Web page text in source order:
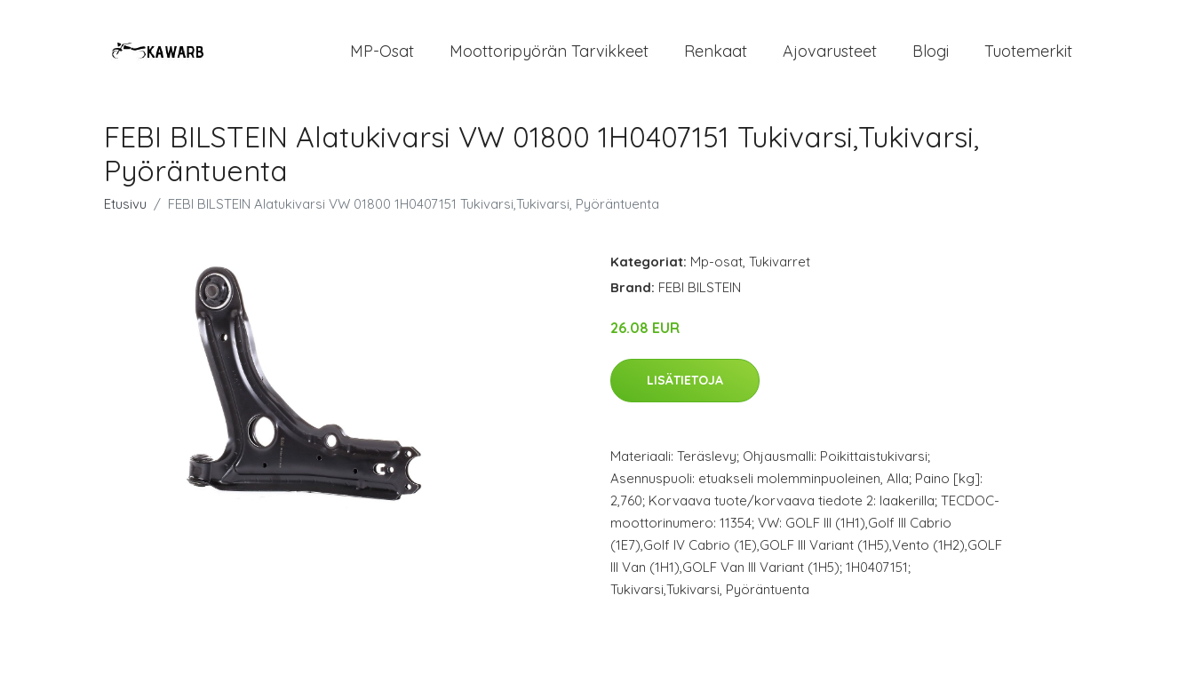
MP-Osat Moottoripyörän Tarvikkeet Renkaat Ajovarusteet Blogi Tuotemerkit
FEBI BILSTEIN Alatukivarsi VW 01800 1H0407151 Tukivarsi,Tukivarsi,
Pyöräntuenta
Etusivu FEBI BILSTEIN Alatukivarsi VW 01800 1H0407151 Tukivarsi,Tukivarsi, Pyöräntuenta
Kategoriat: Mp-osat, Tukivarret
Brand: FEBI BILSTEIN
26.08 EUR
LISÄTIETOJA
Materiaali: Teräslevy; Ohjausmalli: Poikittaistukivarsi;
Asennuspuoli: etuakseli molemminpuoleinen, Alla; Paino [kg]:
2,760; Korvaava tuote/korvaava tiedote 2: laakerilla; TECDOC-
moottorinumero: 11354; VW: GOLF III (1H1),Golf III Cabrio
(1E7),Golf IV Cabrio (1E),GOLF III Variant (1H5),Vento (1H2),GOLF
III Van (1H1),GOLF Van III Variant (1H5); 1H0407151;
Tukivarsi,Tukivarsi, Pyöräntuenta